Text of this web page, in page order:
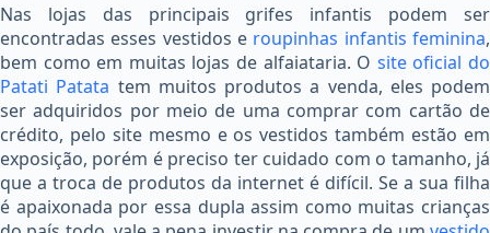
Nas lojas das principais grifes infantis podem ser
encontradas esses vestidos e roupinhas infantis feminina,
bem como em muitas lojas de alfaiataria. O site oficial do
Patati Patata tem muitos produtos a venda, eles podem
ser adquiridos por meio de uma comprar com cartão de
crédito, pelo site mesmo e os vestidos também estão em
exposição, porém é preciso ter cuidado com o tamanho, já
que a troca de produtos da internet é difícil. Se a sua filha
é apaixonada por essa dupla assim como muitas crianças